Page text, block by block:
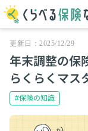
更新日：2025/12/29
年末調整の保
らくらくマス
#保険の知識